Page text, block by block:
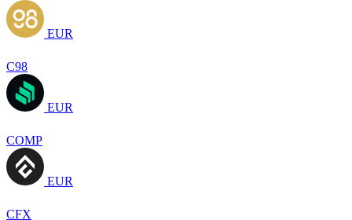
EUR
C98
EUR
COMP
EUR
CFX